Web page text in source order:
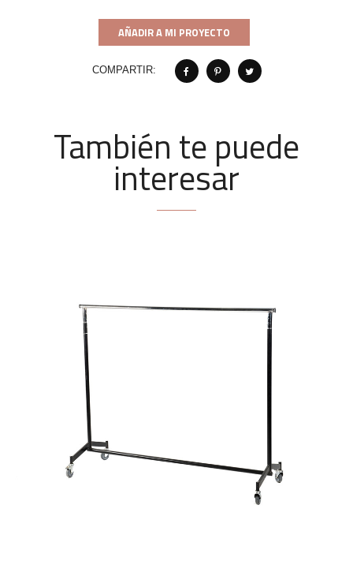
AÑADIR A MI PROYECTO
COMPARTIR:
También te puede
interesar